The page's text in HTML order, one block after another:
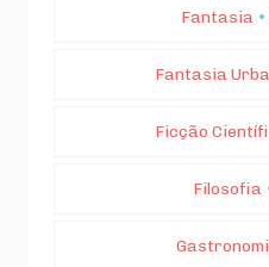
Fantasia
Fantasia
Ficção
Filosofia